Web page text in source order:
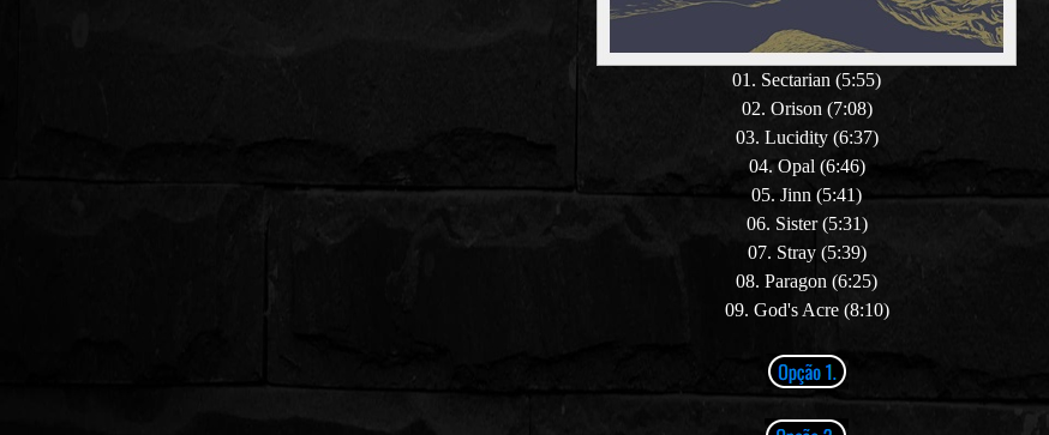
01. Sectarian (5:55)
02. Orison (7:08)
03. Lucidity (6:37)
04. Opal (6:46)
05. Jinn (5:41)
06. Sister (5:31)
07. Stray (5:39)
08. Paragon (6:25)
09. God's Acre (8:10)